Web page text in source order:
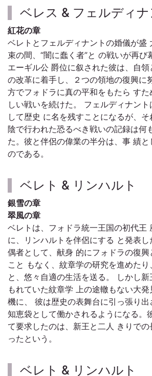
ベレス & フェルディナ
紅花の章
ベレトとフェルディナントの婚儀が盛
束の間、“闇に蠢く者”と の戦いが再び
エーギル公 爵位に叙された彼は、自
の改革に着手し、２つの領地の復興に
方でフォドラに真の平和をもたら す
しい戦いを続けた。 フェルディナント
して歴史 に名を残すことになるが、
陰で行われた恐るべき戦いの記録は何
た。彼と伴侶の偉業の半分は、事 績と
のである。
ベレト & リンハルト
銀雪の章
翠風の章
ベレトは、フォドラ統一王国の初代王
に、リンハルトを伴侶にする と発表
偶者として、献身 的にフォドラの復
こと もなく、紋章学の研究を進めたり
と、悠々自適の生活を送る。 しかし
もれていた紋章学 上の途轍もない大
機に、 彼は歴史の表舞台に引っ張り
知恵袋として働かされるようになる。
て要求したのは、新王と二人 きりで
ったという。
ベレト & リンハルト